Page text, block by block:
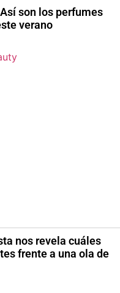
son los perfumes
verano
nos revela cuáles
frente a una ola de